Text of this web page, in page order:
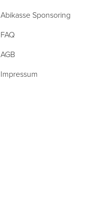
Abikasse Sponsoring
FAQ
AGB
Impressum